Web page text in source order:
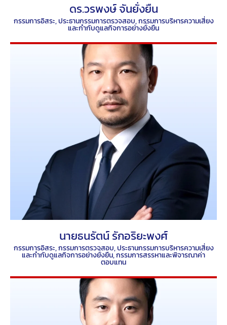
ดร.วรพงษ์ จันยั่งยืน
กรรมการอิสระ, ประธานกรรมการตรวจสอบ, กรรมการบริหารความเสี่ยง
และกำกับดูแลกิจการอย่างยั่งยืน
นายธนรัตน์ รักอริยะพงศ์
กรรมการอิสระ, กรรมการตรวจสอบ, ประธานกรรมการบริหารความเสี่ยง
และกำกับดูแลกิจการอย่างยั่งยืน, กรรมการสรรหาและพิจารณาค่า
ตอบแทน